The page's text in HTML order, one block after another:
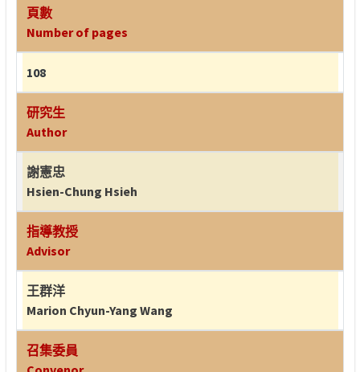
頁數
Number of pages
108
研究生
Author
謝憲忠
Hsien-Chung Hsieh
指導教授
Advisor
王群洋
Marion Chyun-Yang Wang
召集委員